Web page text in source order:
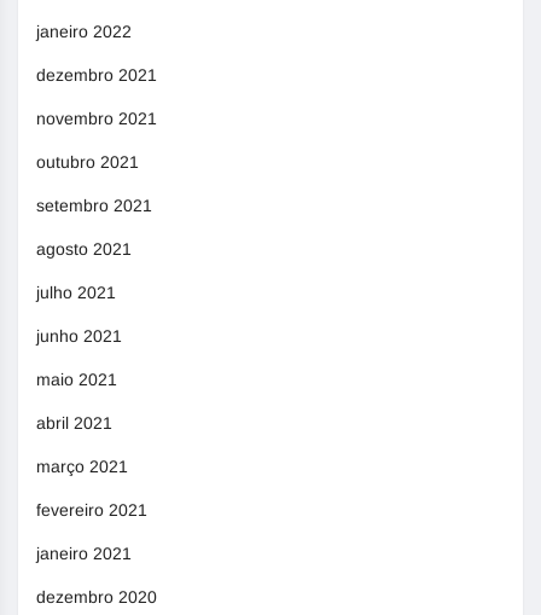
janeiro 2022
dezembro 2021
novembro 2021
outubro 2021
setembro 2021
agosto 2021
julho 2021
junho 2021
maio 2021
abril 2021
março 2021
fevereiro 2021
janeiro 2021
dezembro 2020